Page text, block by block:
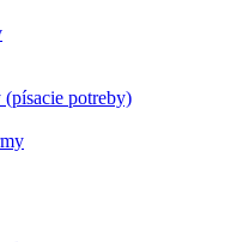
(písacie potreby)